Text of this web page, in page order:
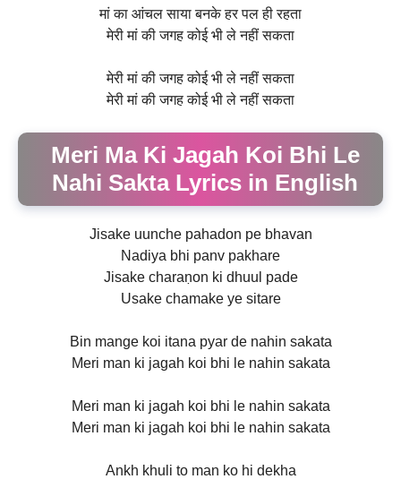
मां का आंचल साया बनके हर पल ही रहता
मेरी मां की जगह कोई भी ले नहीं सकता
मेरी मां की जगह कोई भी ले नहीं सकता
मेरी मां की जगह कोई भी ले नहीं सकता
Meri Ma Ki Jagah Koi Bhi Le
Nahi Sakta Lyrics in English
Jisake uunche pahadon pe bhavan
Nadiya bhi panv pakhare
Jisake charaṇon ki dhuul pade
Usake chamake ye sitare
Bin mange koi itana pyar de nahin sakata
Meri man ki jagah koi bhi le nahin sakata
Meri man ki jagah koi bhi le nahin sakata
Meri man ki jagah koi bhi le nahin sakata
Ankh khuli to man ko hi dekha